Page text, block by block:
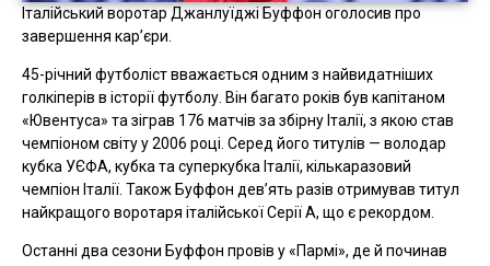
Італійський воротар Джанлуїджі Буффон оголосив про
завершення кар’єри.
45-річний футболіст вважається одним з найвидатніших
голкіперів в історії футболу. Він багато років був капітаном
«Ювентуса» та зіграв 176 матчів за збірну Італії, з якою став
чемпіоном світу у 2006 році. Серед його титулів — володар
кубка УЄФА, кубка та суперкубка Італії, кількаразовий
чемпіон Італії. Також Буффон дев’ять разів отримував титул
найкращого воротаря італійської Серії A, що є рекордом.
Останні два сезони Буффон провів у «Пармі», де й починав